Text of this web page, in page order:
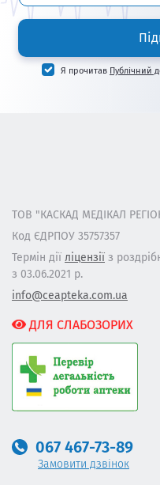
Я прочитав Публічний
ТОВ "КАСКАД МЕДІКАЛ
Код ЄДРПОУ 35757357
Термін дії ліцензії з
з 03.06.2021 р.
info@ceapteka.com.ua
ДЛЯ СЛАБОЗОРИХ
067 467-73-89
Замовити дзвінок